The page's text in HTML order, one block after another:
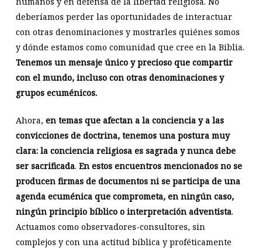
deberíamos perder las oportunidades de interactuar
con otras denominaciones y mostrarles quiénes somos
y dónde estamos como comunidad que cree en la Biblia.
Tenemos un mensaje único y precioso que compartir
con el mundo, incluso con otras denominaciones y
grupos ecuménicos.
Ahora, en temas que afectan a la conciencia y a las
convicciones de doctrina, tenemos una postura muy
clara: la conciencia religiosa es sagrada y nunca debe
ser sacrificada. En estos encuentros mencionados no se
producen firmas de documentos ni se participa de una
agenda ecuménica que comprometa, en ningún caso,
ningún principio bíblico o interpretación adventista.
Actuamos como observadores-consultores, sin
complejos y con una actitud bíblica y proféticamente